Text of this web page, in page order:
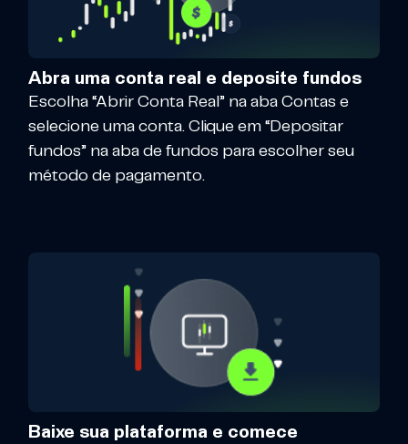
Abra uma conta real e deposite fundos
Escolha “Abrir Conta Real” na aba Contas e
selecione uma conta. Clique em “Depositar
fundos” na aba de fundos para escolher seu
método de pagamento.
Baixe sua plataforma e comece